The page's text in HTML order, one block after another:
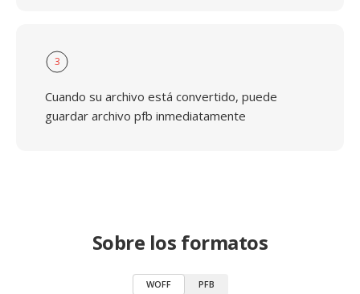
3
Cuando su archivo está convertido, puede
guardar archivo pfb inmediatamente
Sobre los formatos
WOFF PFB